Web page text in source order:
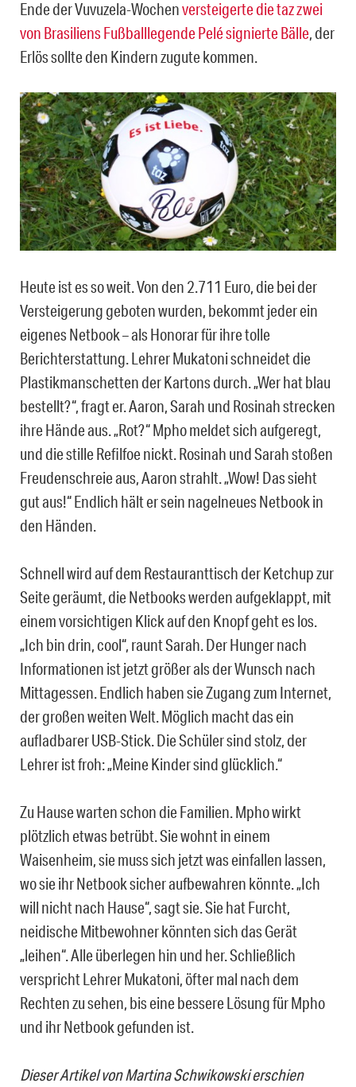
Ende der Vuvuzela-Wochenversteigerte die taz zwei
von Brasiliens Fußballlegende Pelé signierte Bälle, der
Erlös sollte den Kindern zugute kommen.
Heute ist es so weit. Von den 2.711 Euro, die bei der
Versteigerung geboten wurden, bekommt jeder ein
eigenes Netbook – als Honorar für ihre tolle
Berichterstattung. Lehrer Mukatoni schneidet die
Plastikmanschetten der Kartons durch. „Wer hat blau
bestellt?“, fragt er. Aaron, Sarah und Rosinah strecken
ihre Hände aus. „Rot?“ Mpho meldet sich aufgeregt,
und die stille Refilfoe nickt. Rosinah und Sarah stoßen
Freudenschreie aus, Aaron strahlt. „Wow! Das sieht
gut aus!“ Endlich hält er sein nagelneues Netbook in
den Händen.
Schnell wird auf dem Restauranttisch der Ketchup zur
Seite geräumt, die Netbooks werden aufgeklappt, mit
einem vorsichtigen Klick auf den Knopf geht es los.
„Ich bin drin, cool“, raunt Sarah. Der Hunger nach
Informationen ist jetzt größer als der Wunsch nach
Mittagessen. Endlich haben sie Zugang zum Internet,
der großen weiten Welt. Möglich macht das ein
aufladbarer USB-Stick. Die Schüler sind stolz, der
Lehrer ist froh: „Meine Kinder sind glücklich.“
Zu Hause warten schon die Familien. Mpho wirkt
plötzlich etwas betrübt. Sie wohnt in einem
Waisenheim, sie muss sich jetzt was einfallen lassen,
wo sie ihr Netbook sicher aufbewahren könnte. „Ich
will nicht nach Hause“, sagt sie. Sie hat Furcht,
neidische Mitbewohner könnten sich das Gerät
„leihen“. Alle überlegen hin und her. Schließlich
verspricht Lehrer Mukatoni, öfter mal nach dem
Rechten zu sehen, bis eine bessere Lösung für Mpho
und ihr Netbook gefunden ist.
Dieser Artikel von Martina Schwikowski erschien